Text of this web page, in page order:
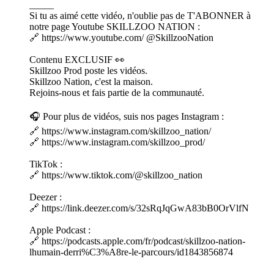
Si tu as aimé cette vidéo, n'oublie pas de T'ABONNER à
notre page Youtube SKILLZOO NATION :
🔗 https://www.youtube.com/ ⁨@SkillzooNation⁩
Contenu EXCLUSIF 👀
Skillzoo Prod poste les vidéos.
Skillzoo Nation, c'est la maison.
Rejoins-nous et fais partie de la communauté.
🎧 Pour plus de vidéos, suis nos pages Instagram :
🔗 https://www.instagram.com/skillzoo_nation/
🔗 https://www.instagram.com/skillzoo_prod/
TikTok :
🔗 https://www.tiktok.com/@skillzoo_nation
Deezer :
🔗 https://link.deezer.com/s/32sRqJqGwA83bB0OrVlfN
Apple Podcast :
🔗 https://podcasts.apple.com/fr/podcast/skillzoo-nation-
lhumain-derri%C3%A8re-le-parcours/id1843856874